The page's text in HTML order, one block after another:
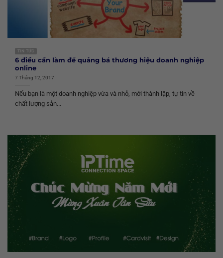
TIN TỨC
6 điều cần làm để quảng bá thương hiệu doanh nghiệp
online
7 Tháng 12, 2017
Nếu bạn là một doanh nghiệp vừa và nhỏ, mới thành lập, tự tin về
chất lượng sản...